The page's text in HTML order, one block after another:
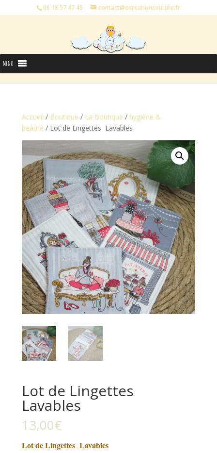
06 18 57 47 45 contact@ocreationcouture.fr
MENU
Accueil / Boutique / La Boutique / hygiène &
beauté / Lot de Lingettes Lavables
Lot de Lingettes
Lavables
13,00€
Lot de Lingettes Lavables